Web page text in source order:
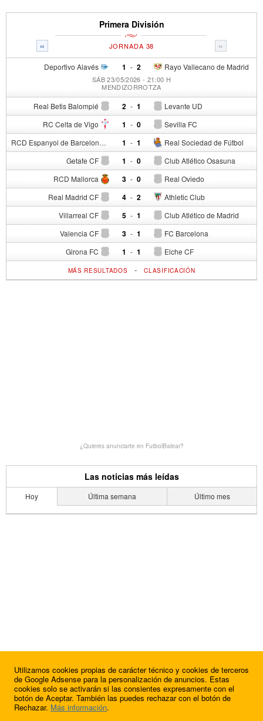
Primera División
« »
JORNADA 38
Deportivo Alavés 1 - Rayo Vallecano de Madrid
2
SÁB 23/05/2026 - 21:00 H
MENDIZORROTZA
Real Betis Balompié 2 - Levante UD
1
RC Celta de Vigo 1 - Sevilla FC
0
RCD Espanyol de Barcelona 1 - Real Sociedad de Fútbol
1
Getafe CF 1 - Club Atlético Osasuna
0
RCD Mallorca 3 - Real Oviedo
0
Real Madrid CF 4 - Athletic Club
2
Villarreal CF 5 - Club Atlético de Madrid
1
Valencia CF 3 - FC Barcelona
1
Girona FC 1 - Elche CF
1
MÁS RESULTADOS -CLASIFICACIÓN
¿Quieres anunciarte en FutbolBalear?
Las noticias más leídas
Hoy Última semana Último mes
Utilizamos cookies propias de carácter técnico y cookies de terceros
de Google Adsense para la personalización de anuncios. Estas
cookies solo se activarán si las consientes expresamente con el
botón de Aceptar. También las puedes rechazar con el botón de
Rechazar. Más información.